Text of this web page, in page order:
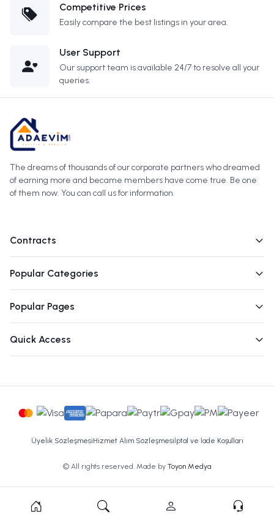
Competitive Prices
Easily compare the best listings in your area.
User Support
Our support team is available 24/7 to resolve all your
queries.
The dreams of thousands of our corporate partners who dreamed
of earning more and became members have come true. Be one
of them now. You can call us for information.
Contracts
Popular Categories
Popular Pages
Quick Access
Üyelik SözleşmesiHizmet Alım Sözleşmesiİptal ve İade Koşulları
© All rights reserved. Made by Toyon Medya